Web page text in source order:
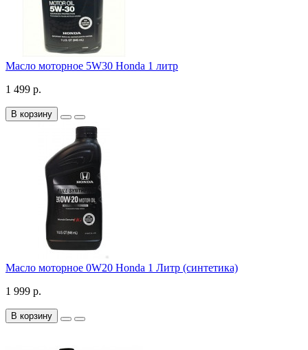
Масло моторное 5W30 Honda 1 литр
1 499 р.
В корзину
Масло моторное 0W20 Honda 1 Литр (синтетика)
1 999 р.
В корзину